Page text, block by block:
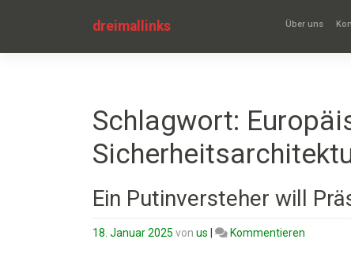
dreimallinks Über uns
Schlagwort:
Ein Putinversteher will
18. Januar 2025 von us Kommentieren